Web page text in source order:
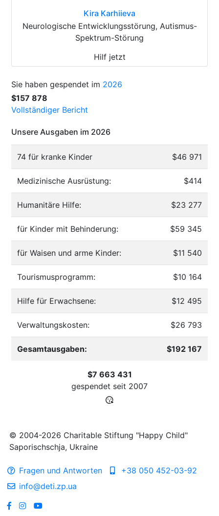
Kira Karhiieva
Neurologische Entwicklungsstörung, Autismus-
Spektrum-Störung
Hilf jetzt
Sie haben gespendet im 2026
$157 878
Vollständiger Bericht
Unsere Ausgaben im 2026
74 für kranke Kinder $46 971
Medizinische Ausrüstung: $414
Humanitäre Hilfe: $23 277
für Kinder mit Behinderung: $59 345
für Waisen und arme Kinder: $11 540
Tourismusprogramm: $10 164
Hilfe für Erwachsene: $12 495
Verwaltungskosten: $26 793
Gesamtausgaben: $192 167
$7 663 431
gespendet seit 2007
© 2004-2026 Charitable Stiftung "Happy Child"
Saporischschja, Ukraine
Fragen und Antworten
+38 050 452-03-92
info@deti.zp.ua